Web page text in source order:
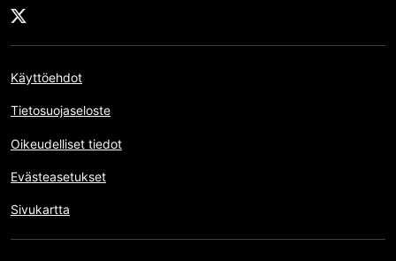
Käyttöehdot
Tietosuojaseloste
Oikeudelliset tiedot
Evästeasetukset
Sivukartta